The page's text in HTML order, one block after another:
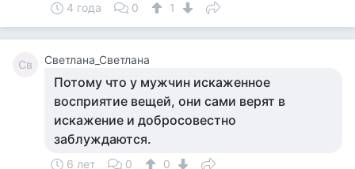
4 года 0 1
Св Светлана_Светлана
Потому что у мужчин искаженное
восприятие вещей, они сами верят в
искажение и добросовестно
заблуждаются.
6 лет 0 0